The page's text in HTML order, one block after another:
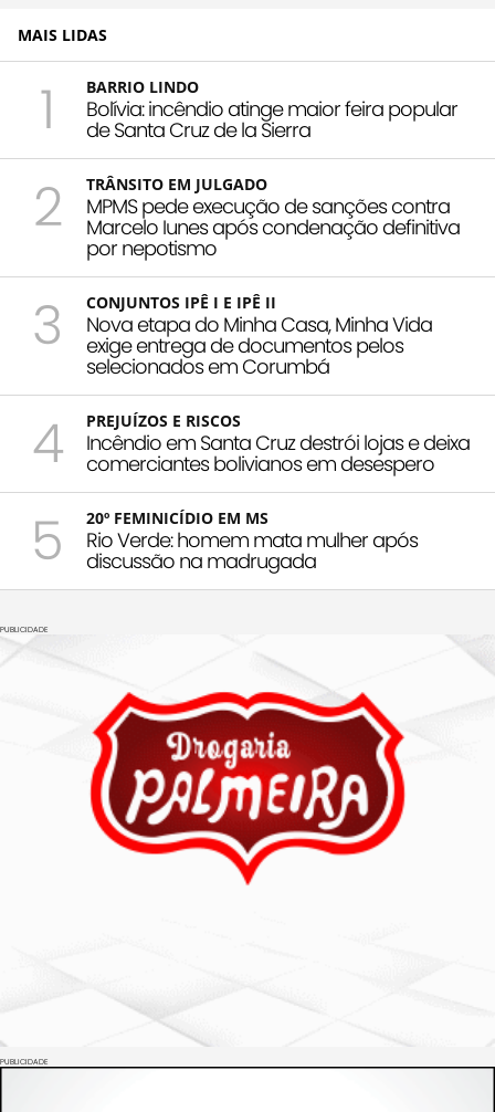
MAIS LIDAS
1 BARRIO LINDO
Bolívia: incêndio atinge maior feira popular
de Santa Cruz de la Sierra
2 TRÂNSITO EM JULGADO
MPMS pede execução de sanções contra
Marcelo Iunes após condenação definitiva
por nepotismo
3 CONJUNTOS IPÊ I E IPÊ II
Nova etapa do Minha Casa, Minha Vida
exige entrega de documentos pelos
selecionados em Corumbá
4 PREJUÍZOS E RISCOS
Incêndio em Santa Cruz destrói lojas e deixa
comerciantes bolivianos em desespero
5 20º FEMINICÍDIO EM MS
Rio Verde: homem mata mulher após
discussão na madrugada
PUBLICIDADE
PUBLICIDADE